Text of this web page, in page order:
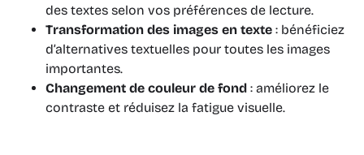
des textes selon vos préférences de lecture.
Transformation des images en texte : bénéficiez
d’alternatives textuelles pour toutes les images
importantes.
Changement de couleur de fond : améliorez le
contraste et réduisez la fatigue visuelle.